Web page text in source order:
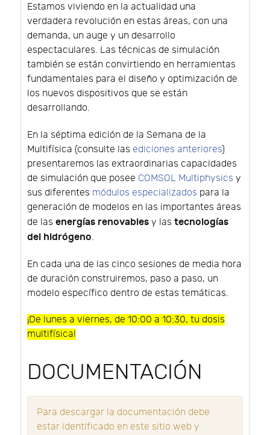
Estamos viviendo en la actualidad una
verdadera revolución en estas áreas, con una
demanda, un auge y un desarrollo
espectaculares. Las técnicas de simulación
también se están convirtiendo en herramientas
fundamentales para el diseño y optimización de
los nuevos dispositivos que se están
desarrollando.
En la séptima edición de la Semana de la
Multifísica (consulte las ediciones anteriores)
presentaremos las extraordinarias capacidades
de simulación que posee COMSOL Multiphysics y
sus diferentes módulos especializados para la
generación de modelos en las importantes áreas
de las energías renovables y las tecnologías
del hidrógeno.
En cada una de las cinco sesiones de media hora
de duración construiremos, paso a paso, un
modelo específico dentro de estas temáticas.
¡De lunes a viernes, de 10:00 a 10:30, tu dosis
multifísica!
DOCUMENTACIÓN
Para descargar la documentación debe
estar identificado en este sitio web y